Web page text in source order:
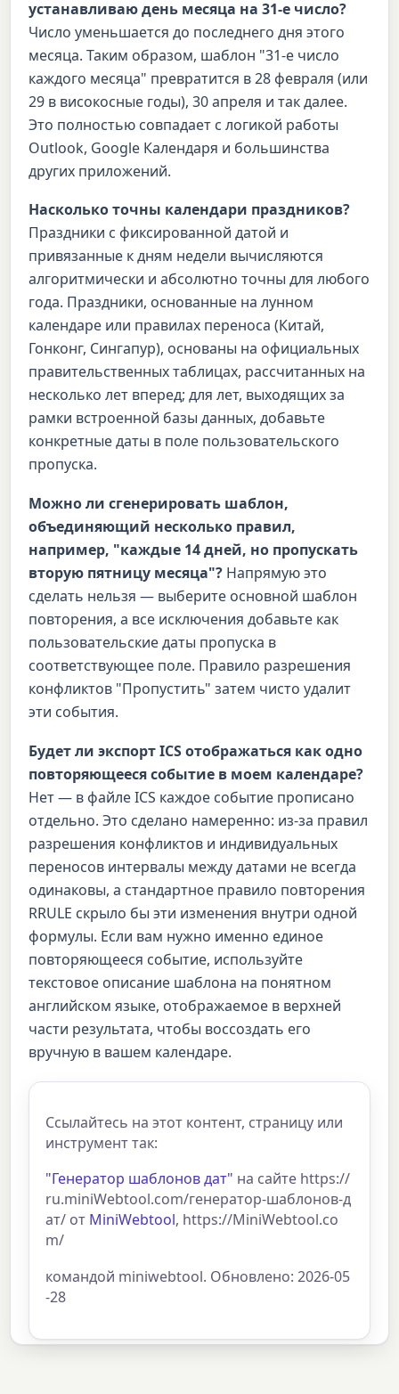
устанавливаю день месяца на 31-е число?
Число уменьшается до последнего дня этого
месяца. Таким образом, шаблон "31-е число
каждого месяца" превратится в 28 февраля (или
29 в високосные годы), 30 апреля и так далее.
Это полностью совпадает с логикой работы
Outlook, Google Календаря и большинства
других приложений.
Насколько точны календари праздников?
Праздники с фиксированной датой и
привязанные к дням недели вычисляются
алгоритмически и абсолютно точны для любого
года. Праздники, основанные на лунном
календаре или правилах переноса (Китай,
Гонконг, Сингапур), основаны на официальных
правительственных таблицах, рассчитанных на
несколько лет вперед; для лет, выходящих за
рамки встроенной базы данных, добавьте
конкретные даты в поле пользовательского
пропуска.
Можно ли сгенерировать шаблон,
объединяющий несколько правил,
например, "каждые 14 дней, но пропускать
вторую пятницу месяца"? Напрямую это
сделать нельзя — выберите основной шаблон
повторения, а все исключения добавьте как
пользовательские даты пропуска в
соответствующее поле. Правило разрешения
конфликтов "Пропустить" затем чисто удалит
эти события.
Будет ли экспорт ICS отображаться как одно
повторяющееся событие в моем календаре?
Нет — в файле ICS каждое событие прописано
отдельно. Это сделано намеренно: из-за правил
разрешения конфликтов и индивидуальных
переносов интервалы между датами не всегда
одинаковы, а стандартное правило повторения
RRULE скрыло бы эти изменения внутри одной
формулы. Если вам нужно именно единое
повторяющееся событие, используйте
текстовое описание шаблона на понятном
английском языке, отображаемое в верхней
части результата, чтобы воссоздать его
вручную в вашем календаре.
Ссылайтесь на этот контент, страницу или
инструмент так:
"Генератор шаблонов дат" на сайте https://
ru.miniWebtool.com/генератор-шаблонов-д
ат/ от MiniWebtool, https://MiniWebtool.co
m/
командой miniwebtool. Обновлено: 2026-05
-28